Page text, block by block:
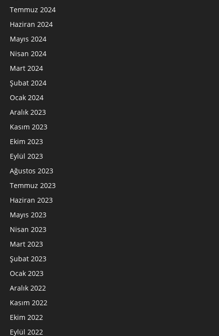
Temmuz 2024
Haziran 2024
Mayıs 2024
Nisan 2024
Mart 2024
Şubat 2024
Ocak 2024
Aralık 2023
Kasım 2023
Ekim 2023
Eylül 2023
Ağustos 2023
Temmuz 2023
Haziran 2023
Mayıs 2023
Nisan 2023
Mart 2023
Şubat 2023
Ocak 2023
Aralık 2022
Kasım 2022
Ekim 2022
Eylül 2022